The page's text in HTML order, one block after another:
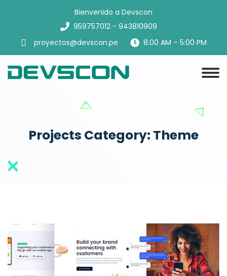
Bienvenido a Devscon
959757012 - 943810909
proyectos@devscon.pe
8:00 AM – 5:00 PM
Projects Category: Theme